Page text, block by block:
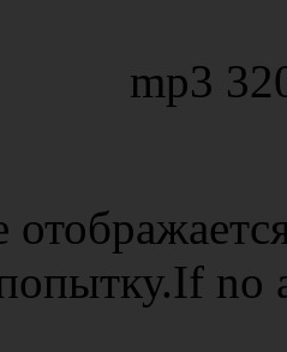
mp3